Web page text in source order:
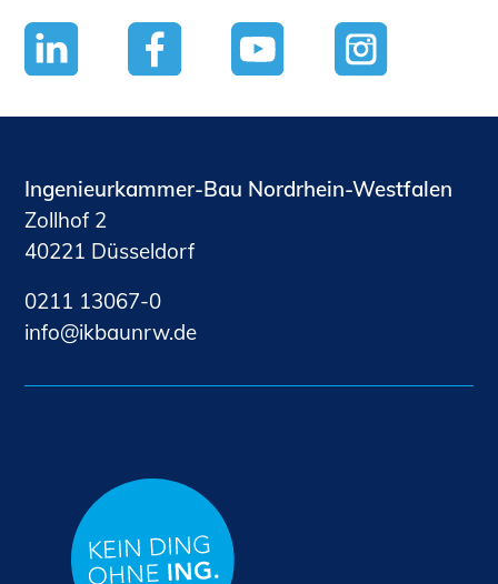
Ingenieurkammer-Bau Nordrhein-Westfalen
Zollhof 2
40221 Düsseldorf
0211 13067-0
nf
kb nrwd